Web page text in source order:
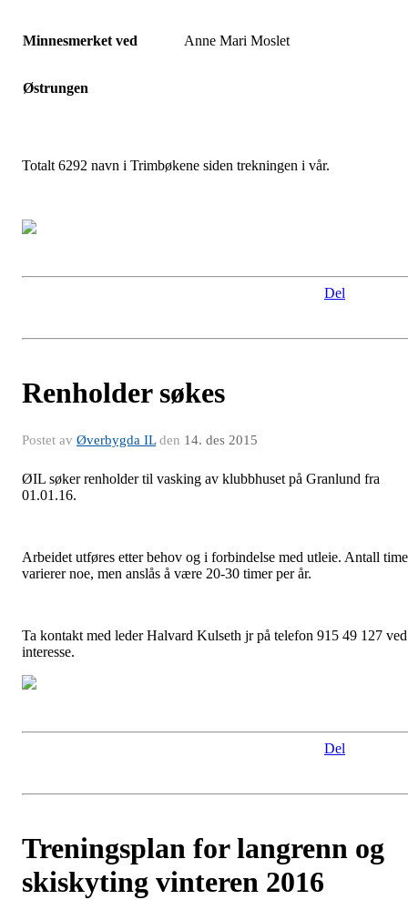
Minnesmerket ved Anne Mari Moslet
Østrungen
Totalt 6292 navn i Trimbøkene siden trekningen i vår.
Del
Renholder søkes
Postet av Øverbygda ILden 14. des 2015
ØIL søker renholder til vasking av klubbhuset på Granlund fra
01.01.16.
Arbeidet utføres etter behov og i forbindelse med utleie. Antall
varierer noe, men anslås å være 20-30 timer per år.
Ta kontakt med leder Halvard Kulseth jr på telefon 915 49 127 ved
interesse.
Del
Treningsplan for langrenn og
skiskyting vinteren 2016